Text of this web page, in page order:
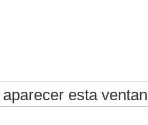
aparecer esta